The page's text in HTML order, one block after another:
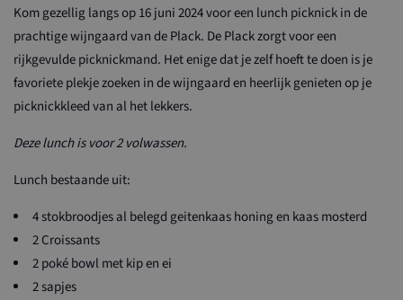
Kom gezellig langs op 16 juni 2024 voor een lunch picknick in de
prachtige wijngaard van de Plack. De Plack zorgt voor een
rijkgevulde picknickmand. Het enige dat je zelf hoeft te doen is je
favoriete plekje zoeken in de wijngaard en heerlijk genieten op je
picknickkleed van al het lekkers.
Deze lunch is voor 2 volwassen.
Lunch bestaande uit:
4 stokbroodjes al belegd geitenkaas honing en kaas mosterd
2 Croissants
2 poké bowl met kip en ei
2 sapjes